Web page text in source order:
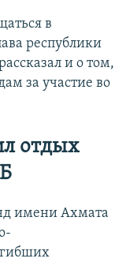
в
республики
и о том,
за участие во
отдых
имени Ахмата